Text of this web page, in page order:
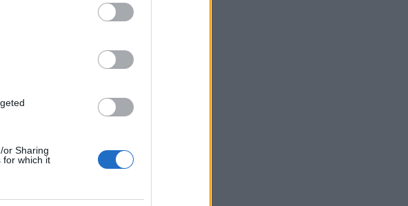
or Sharing
for which it
olvasása előfizetéses